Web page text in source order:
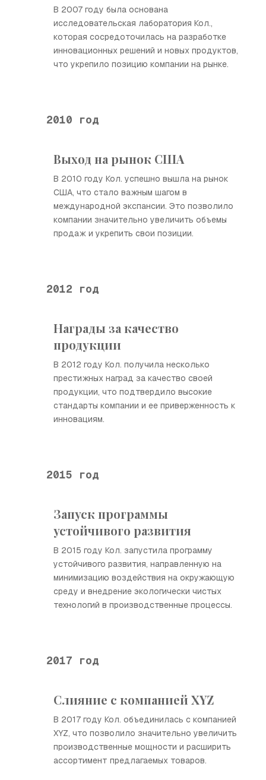
В 2007 году была основана
исследовательская лаборатория Кол.,
которая сосредоточилась на разработке
инновационных решений и новых продуктов,
что укрепило позицию компании на рынке.
2010 год
Выход на рынок США
В 2010 году Кол. успешно вышла на рынок
США, что стало важным шагом в
международной экспансии. Это позволило
компании значительно увеличить объемы
продаж и укрепить свои позиции.
2012 год
Награды за качество
продукции
В 2012 году Кол. получила несколько
престижных наград за качество своей
продукции, что подтвердило высокие
стандарты компании и ее приверженность к
инновациям.
2015 год
Запуск программы
устойчивого развития
В 2015 году Кол. запустила программу
устойчивого развития, направленную на
минимизацию воздействия на окружающую
среду и внедрение экологически чистых
технологий в производственные процессы.
2017 год
Слияние с компанией XYZ
В 2017 году Кол. объединилась с компанией
XYZ, что позволило значительно увеличить
производственные мощности и расширить
ассортимент предлагаемых товаров.